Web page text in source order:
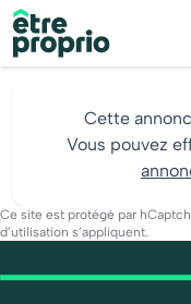
Cette
Vous pouvez
Ce site est protégé par
d’utilisation s’appliquent.